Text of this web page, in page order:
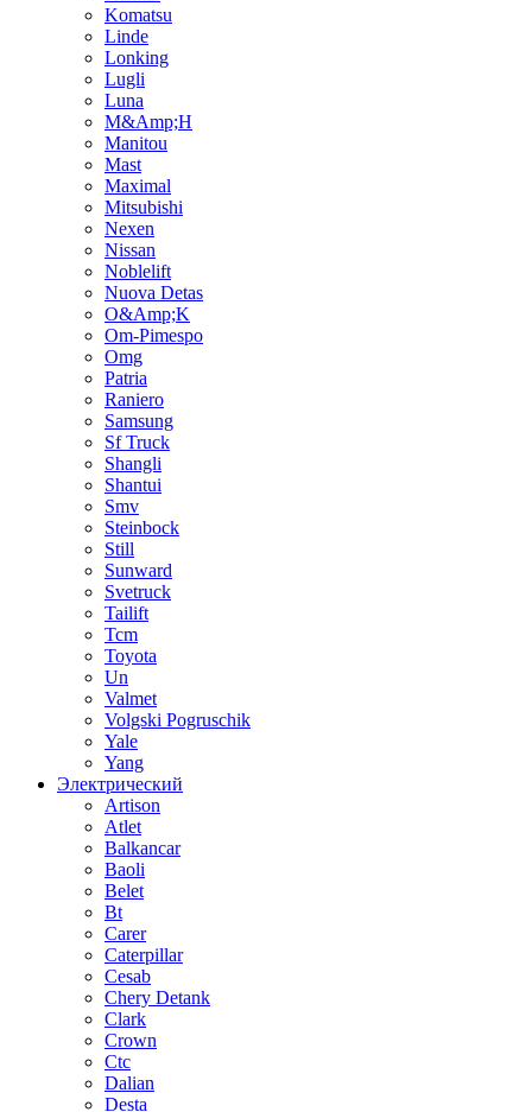
Komatsu
Linde
Lonking
Lugli
Luna
M&Amp;H
Manitou
Mast
Maximal
Mitsubishi
Nexen
Nissan
Noblelift
Nuova Detas
O&Amp;K
Om-Pimespo
Omg
Patria
Raniero
Samsung
Sf Truck
Shangli
Shantui
Smv
Steinbock
Still
Sunward
Svetruck
Tailift
Tcm
Toyota
Un
Valmet
Volgski Pogruschik
Yale
Yang
Электрический
Artison
Atlet
Balkancar
Baoli
Belet
Bt
Carer
Caterpillar
Cesab
Chery Detank
Clark
Crown
Ctc
Dalian
Desta